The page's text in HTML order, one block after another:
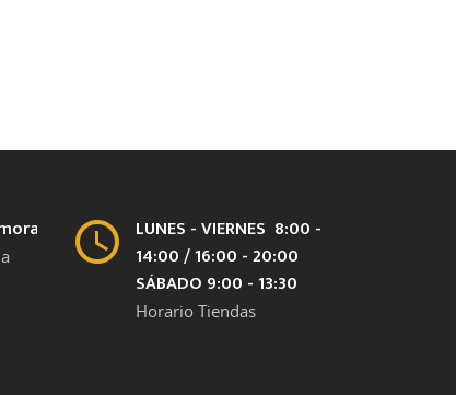
LUNES - VIERNES 8:00 -
14:00 / 16:00 - 20:00
SÁBADO 9:00 - 13:30
Horario Tiendas